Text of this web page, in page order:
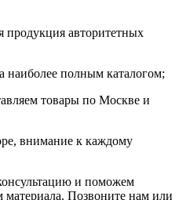
продукция авторитетных
наиболее полным каталогом;
товары по Москве и
внимание к каждому
и поможем
материала. Позвоните нам или